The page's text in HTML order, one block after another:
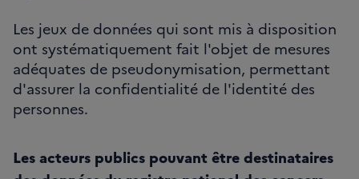
Les jeux de données qui sont mis à disposition
ont systématiquement fait l'objet de mesures
adéquates de pseudonymisation, permettant
d'assurer la confidentialité de l'identité des
personnes.
Les acteurs publics pouvant être destinataires